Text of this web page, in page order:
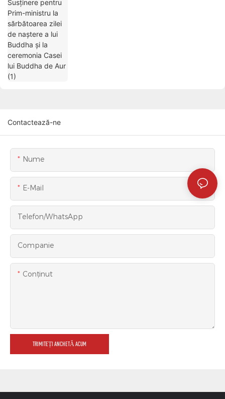
Contactează-ne
Nume
E-Mail
Telefon/WhatsApp
Companie
Conţinut
TRIMITEȚI ANCHETĂ ACUM